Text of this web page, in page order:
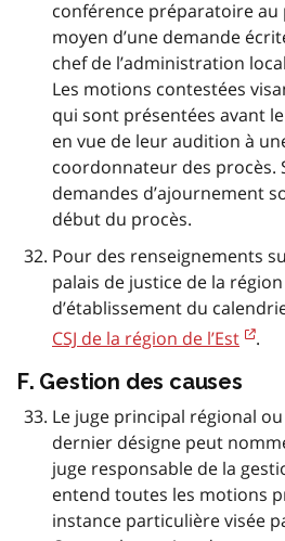
conférence préparatoire au
moyen d’une demande
chef de l’administration
Les motions contestées
qui sont présentées avant
en vue de leur audition à
coordonnateur des procès.
demandes d’ajournement
début du procès.
Pour des renseignements
palais de justice de la
d’établissement du
CSJ de la région de l’Est
.
F. Gestion des causes
Le juge principal régional
dernier désigne peut
juge responsable de la
entend toutes les motions
instance particulière visée